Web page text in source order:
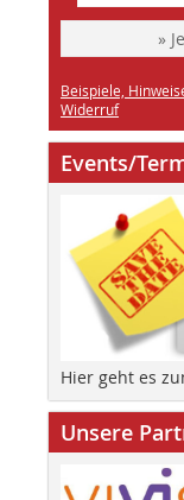
»
Beispiele,
Widerruf
Events/
Hier geht es
Unsere